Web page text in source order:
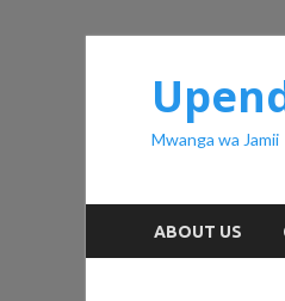
Mwanga wa Jamii
ABOUT US